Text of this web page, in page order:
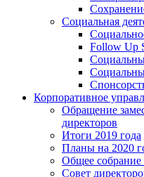
Социальная
Follow Up
Корпоративное
Обращение
директоров
Итоги 2019 года
Планы на 2020
Общее собрание
Совет